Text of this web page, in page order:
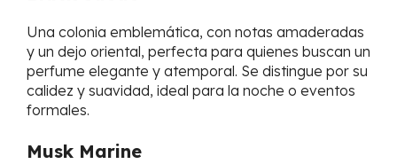
Una colonia emblemática, con notas amaderadas
y un dejo oriental, perfecta para quienes buscan un
perfume elegante y atemporal. Se distingue por su
calidez y suavidad, ideal para la noche o eventos
formales.
Musk Marine